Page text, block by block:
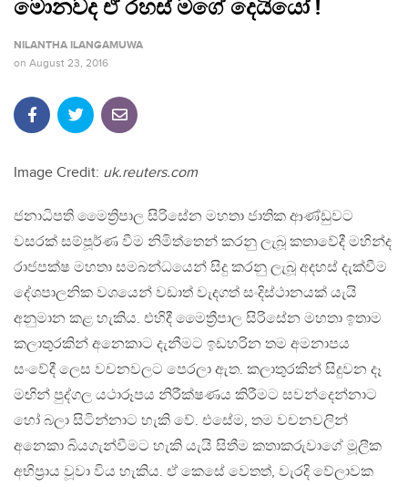
මොනවද ඒ රහස් මගේ දෙයියෝ !
NILANTHA ILANGAMUWA
on August 23, 2016
Image Credit: uk.reuters.com
ජනාධිපති මෛත්‍රිපාල සිරිසේන මහතා ජාතික ආණ්ඩුවට
වසරක් සම්පූර්ණ වීම නිමිත්තෙන් කරනු ලැබූ කතාවේදී මහින්ද
රාජපක්ෂ මහතා සමබන්ධයෙන් සිදු කරනු ලැබූ අදහස් දැක්වීම
දේශපාලනික වශයෙන් වඩාත් වැදගත් සංදිස්ථානයක් යැයි
අනුමාන කළ හැකිය. එහිදී මෛත්‍රීපාල සිරිසේන මහතා ඉතාම
කලාතුරකින් අනෙකාට දැනීමට ඉඩහරින තම අමනාපය
සංවේදී ලෙස වචනවලට පෙරලා ඇත. කලාතුරකින් සිදුවන දෑ
මඟින් පුද්ගල යථාරූපය නිරීක්ෂණය කිරීමට සවන්දෙන්නාට
හෝ බලා සිටින්නාට හැකි වේ. එසේම, තම වචනවලින්
අනෙකා බියගැන්වීමට හැකි යැයි සිතීම කතාකරුවාගේ මූලීක
අභිප්‍රාය වූවා විය හැකිය. ඒ කෙසේ වෙතත්, වැරදි වේලාවක